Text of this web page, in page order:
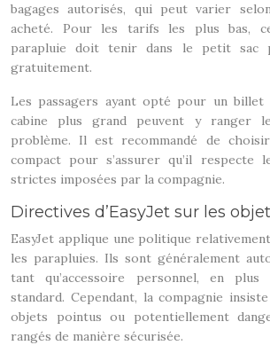
bagages autorisés, qui peut varier
acheté. Pour les tarifs les plus bas,
parapluie doit tenir dans le petit sac
gratuitement.
Les passagers ayant opté pour un billet
cabine plus grand peuvent y ranger
problème. Il est recommandé de
compact pour s’assurer qu’il respecte
strictes imposées par la compagnie.
Directives d’EasyJet sur les
EasyJet applique une politique
les parapluies. Ils sont généralement
tant qu’accessoire personnel, en plus
standard. Cependant, la compagnie
objets pointus ou potentiellement
rangés de manière sécurisée.